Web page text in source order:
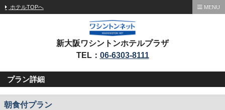
ホテルTOPへ MENU
新大阪ワシントンホテルプラザ
TEL： 06-6303-8111
プラン詳細
朝食付プラン